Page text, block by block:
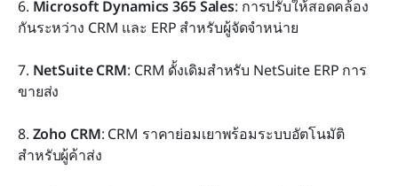
6. Microsoft Dynamics 365 Sales: การปรับให้สอดคล้อง
กันระหว่าง CRM และ ERP สำหรับผู้จัดจำหน่าย
7. NetSuite CRM: CRM ดั้งเดิมสำหรับ NetSuite ERP การ
ขายส่ง
8. Zoho CRM: CRM ราคาย่อมเยาพร้อมระบบอัตโนมัติ
สำหรับผู้ค้าส่ง